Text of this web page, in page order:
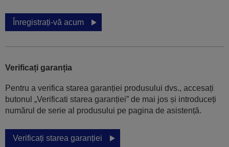
Înregistrați-vă acum
Verificați garanția
Pentru a verifica starea garanției produsului dvs., accesați
butonul „Verificati starea garanției” de mai jos și introduceți
numărul de serie al produsului pe pagina de asistență.
Verificați starea garanției